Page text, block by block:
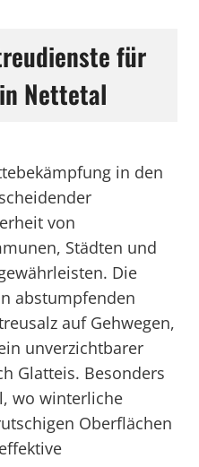
für
Nettetal
in den
von
Städten und
Die
abstumpfenden
auf Gehwegen,
unverzichtbarer
Glatteis. Besonders
wo winterliche
Oberflächen